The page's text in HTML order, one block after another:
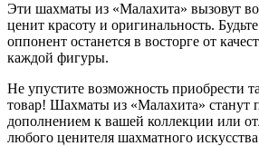
Эти шахматы из «Малахита» вызовут
ценит красоту и оригинальность.
оппонент останется в восторге от
каждой фигуры.
Не упустите возможность приобрести
товар! Шахматы из «Малахита» станут
дополнением к вашей коллекции или
любого ценителя шахматного